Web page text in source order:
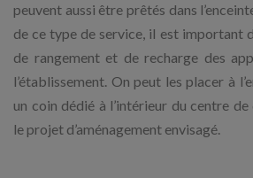
peuvent aussi être prêtés dans
de ce type de service, il est important
de rangement et de recharge des
l’établissement. On peut les placer à
un coin dédié à l’intérieur du centre
le projet d’aménagement envisagé.